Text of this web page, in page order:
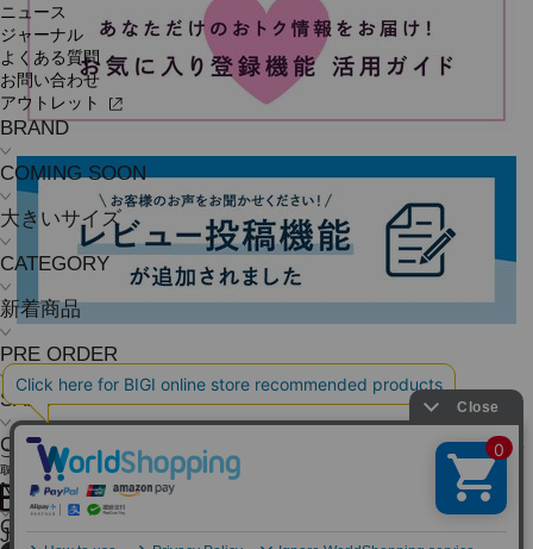
ニュース
ジャーナル
よくある質問
お問い合わせ
アウトレット
BRAND
COMING SOON
大きいサイズ
CATEGORY
新着商品
PRE ORDER
SALE
COORDINATE
NEWS
JOURNAL
ご利用ガイド よくある質問 お問い合わせ 会社概要 個人情報保護方針
特定商
取引法に基づく表記
OFFICIAL SNS